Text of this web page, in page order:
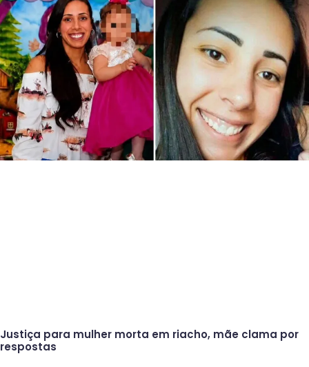
Justiça para mulher morta em riacho, mãe clama por
respostas